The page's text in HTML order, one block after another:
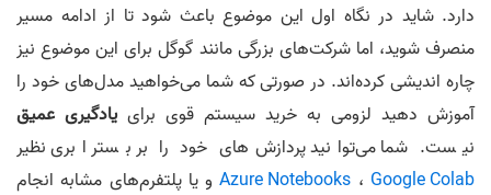
دارد. شاید در نگاه اول این موضوع باعث شود تا از ادامه مسیر
منصرف شوید، اما شرکت‌های بزرگی مانند گوگل برای این موضوع نیز
چاره اندیشی کرده‌اند. در صورتی که شما می‌خواهید مدل‌های خود را
آموزش دهید لزومی به خرید سیستم قوی برای یادگیری عمیق
نیست. شما می‌توانید پردازش‌های خود را بر بستر ابری نظیر
Google Colab ، Azure Notebooksو یا پلتفرم‌های مشابه انجام